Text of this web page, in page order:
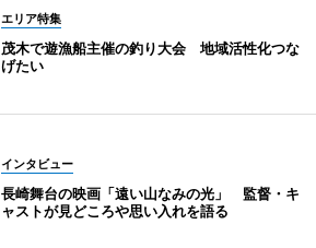
エリア特集
茂木で遊漁船主催の釣り大会 地域活性化つな
げたい
インタビュー
長崎舞台の映画「遠い山なみの光」 監督・キ
ャストが見どころや思い入れを語る